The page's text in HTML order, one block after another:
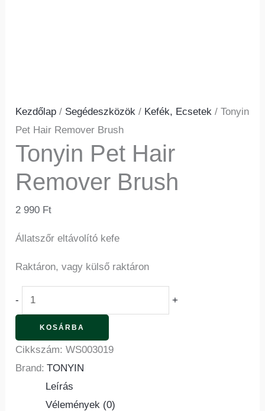
Kezdőlap / Segédeszközök / Kefék, Ecsetek / Tonyin
Pet Hair Remover Brush
Tonyin Pet Hair
Remover Brush
2 990 Ft
Állatszőr eltávolító kefe
Raktáron, vagy külső raktáron
- +
KOSÁRBA
Cikkszám:WS003019
Brand: TONYIN
Leírás
Vélemények (0)